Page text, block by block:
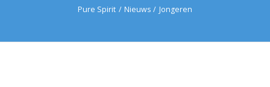
Pure Spirit Nieuws Jongeren